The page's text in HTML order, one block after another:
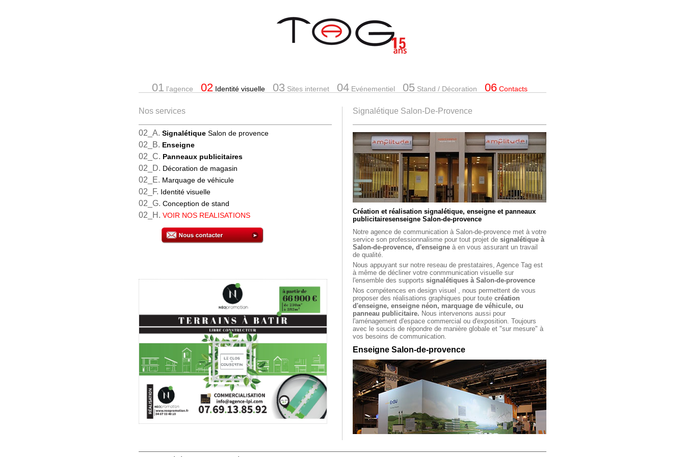
01 l'agence 02 Identité visuelle 03 Sites internet 04Evénementiel 05Stand / Décoration 06Contacts
Nos services
02_A. Signalétique Salon de provence
02_B. Enseigne
02_C. Panneaux publicitaires
02_D. Décoration de magasin
02_E. Marquage de véhicule
02_F. Identité visuelle
02_G. Conception de stand
02_H. VOIR NOS REALISATIONS
Signalétique Salon-De-Provence
Création et réalisation signalétique, enseigne et panneaux
publicitairesenseigne Salon-de-provence
Notre agence de communication à Salon-de-provence met à votre
service son professionnalisme pour tout projet de signalétique à
Salon-de-provence, d'enseigne à en vous assurant un travail
de qualité.
Nous appuyant sur notre reseau de prestataires, Agence Tag est
à même de décliner votre conmmunication visuelle sur
l'ensemble des supports signalétiques à Salon-de-provence
Nos compétences en design visuel , nous permettent de vous
proposer des réalisations graphiques pour toute création
d'enseigne, enseigne néon, marquage de véhicule, ou
panneau publicitaire. Nous intervenons aussi pour
l'aménagement d'espace commercial ou d'exposition. Toujours
avec le soucis de répondre de manière globale et "sur mesure" à
vos besoins de communication.
Enseigne Salon-de-provence